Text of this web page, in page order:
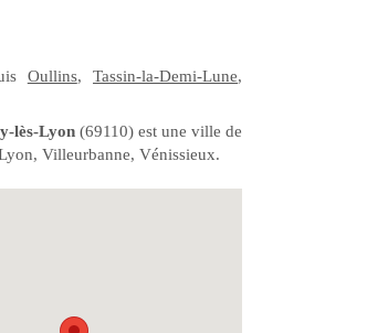
Oullins, Tassin-la-Demi-Lune,
lès-Lyon(69110) est une ville de
Villeurbanne, Vénissieux.